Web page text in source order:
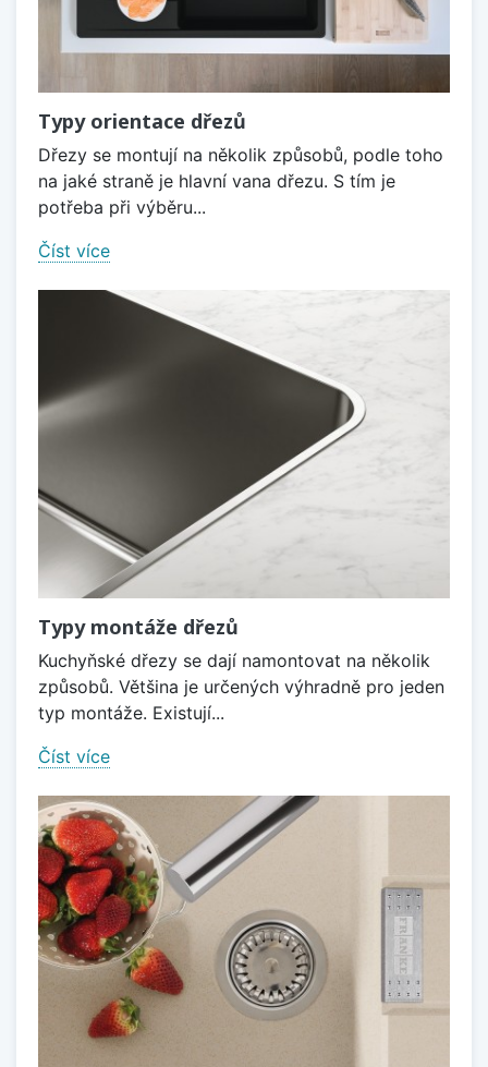
Typy orientace dřezů
Dřezy se montují na několik způsobů, podle toho
na jaké straně je hlavní vana dřezu. S tím je
potřeba při výběru...
Číst více
Typy montáže dřezů
Kuchyňské dřezy se dají namontovat na několik
způsobů. Většina je určených výhradně pro jeden
typ montáže. Existují...
Číst více